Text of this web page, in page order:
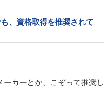
、資格取得を推奨されて
ーカーとか、こぞって推奨し